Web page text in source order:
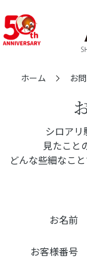
ホーム お
シロア
見たこと
どんな些細なこ
お名前
お客様番号